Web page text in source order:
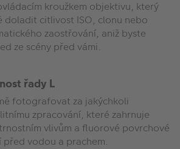
kroužkem objektivu, který
doladit citlivost ISO, clonu nebo
zaostřování, aniž byste
ze scény před vámi.
řady L
fotografovat za jakýchkoli
zpracování, které zahrnuje
vlivům a fluorové povrchové
před vodou a prachem.